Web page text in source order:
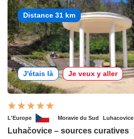
Distance 31 km
J'étais là Je veux y aller
L'Europe Moravie du Sud Luhacovice
Luhačovice – sources curatives